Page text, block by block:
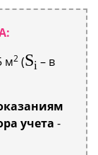
м2 (Si – в
учета -